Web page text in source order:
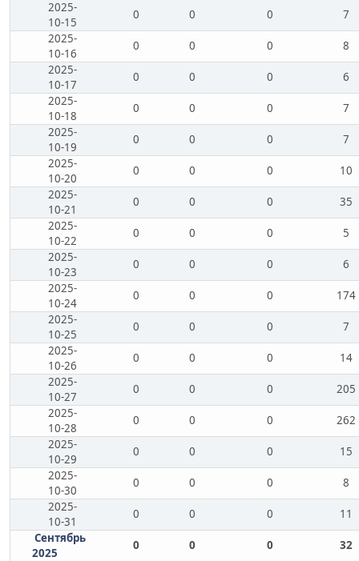
2025-
10-15
0 0 0
7
2025-
10-16
0 0 0
8
2025-
10-17
0 0 0
6
2025-
10-18
0 0 0
7
2025-
10-19
0 0 0
7
2025-
10-20
0 0 0
10
2025-
10-21
0 0 0
35
2025-
10-22
0 0 0
5
2025-
10-23
0 0 0
6
2025-
10-24
0 0 0
174
2025-
10-25
0 0 0
7
2025-
10-26
0 0 0
14
2025-
10-27
0 0 0
205
2025-
10-28
0 0 0
262
2025-
10-29
0 0 0
15
2025-
10-30
0 0 0
8
2025-
10-31
0 0 0
11
Сентябрь
2025
0 0 0
32